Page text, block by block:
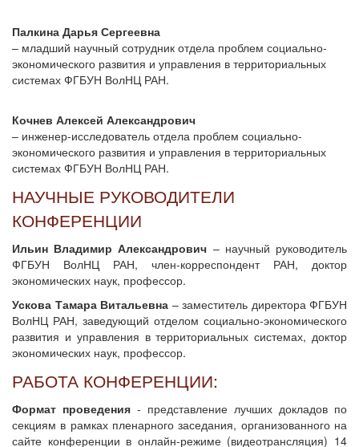
Палкина Дарья Сергеевна
– младший научный сотрудник отдела проблем социально-
экономического развития и управления в территориальных
системах ФГБУН ВолНЦ РАН.
Кочнев Алексей Александрович
– инженер-исследователь отдела проблем социально-
экономического развития и управления в территориальных
системах ФГБУН ВолНЦ РАН.
НАУЧНЫЕ РУКОВОДИТЕЛИ
КОНФЕРЕНЦИИ
Ильин Владимир Александрович – научный руководитель
ФГБУН ВолНЦ РАН, член-корреспондент РАН, доктор
экономических наук, профессор.
Ускова Тамара Витальевна – заместитель директора ФГБУН
ВолНЦ РАН, заведующий отделом социально-экономического
развития и управления в территориальных системах, доктор
экономических наук, профессор.
РАБОТА КОНФЕРЕНЦИИ:
Формат проведения - представление лучших докладов по
секциям в рамках пленарного заседания, организованного на
сайте конференции в онлайн-режиме (видеотрансляция) 14